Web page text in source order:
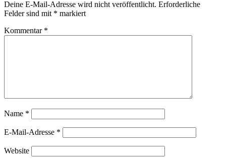
Deine E-Mail-Adresse wird nicht veröffentlicht. Erforderliche
Felder sind mit * markiert
Kommentar *
Name *
E-Mail-Adresse *
Website